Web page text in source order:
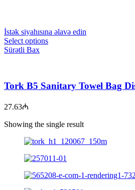
İstək siyahısına əlavə edin
Select options
Sürətli Bax
Tork B5 Sanitary Towel Bag
27.63₼
Showing the single result